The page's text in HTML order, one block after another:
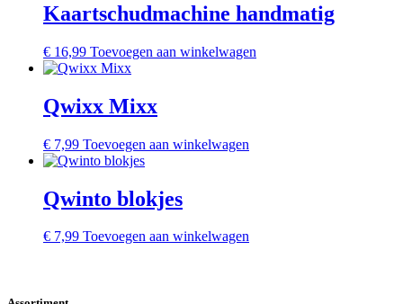
Kaartschudmachine handmatig
€ 16,99 Toevoegen aan winkelwagen
Qwixx Mixx
€ 7,99 Toevoegen aan winkelwagen
Qwinto blokjes
€ 7,99 Toevoegen aan winkelwagen